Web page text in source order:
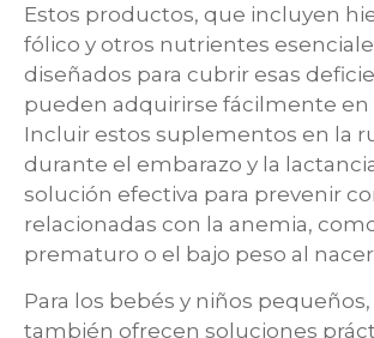
Estos productos, que incluyen
fólico y otros nutrientes
diseñados para cubrir esas
pueden adquirirse fácilmente en
Incluir estos suplementos en la
durante el embarazo y la
solución efectiva para prevenir
relacionadas con la anemia,
prematuro o el bajo peso al
Para los bebés y niños
también ofrecen soluciones